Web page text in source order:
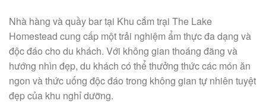
Nhà hàng và quầy bar tại Khu cắm trại The Lake
Homestead cung cấp một trải nghiệm ẩm thực đa dạng và
độc đáo cho du khách. Với không gian thoáng đãng và
hướng nhìn đẹp, du khách có thể thưởng thức các món ăn
ngon và thức uống độc đáo trong không gian tự nhiên tuyệt
đẹp của khu nghỉ dưỡng.